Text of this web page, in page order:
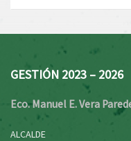
GESTIÓN 2023 – 2026
Eco. Manuel E. Vera
ALCALDE